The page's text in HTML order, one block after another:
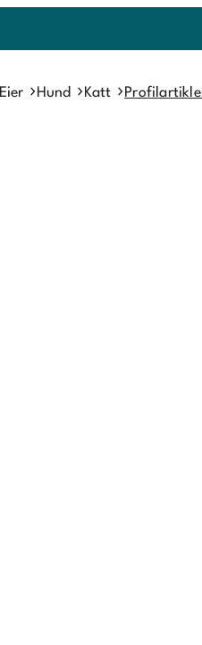
Eier Hund Katt